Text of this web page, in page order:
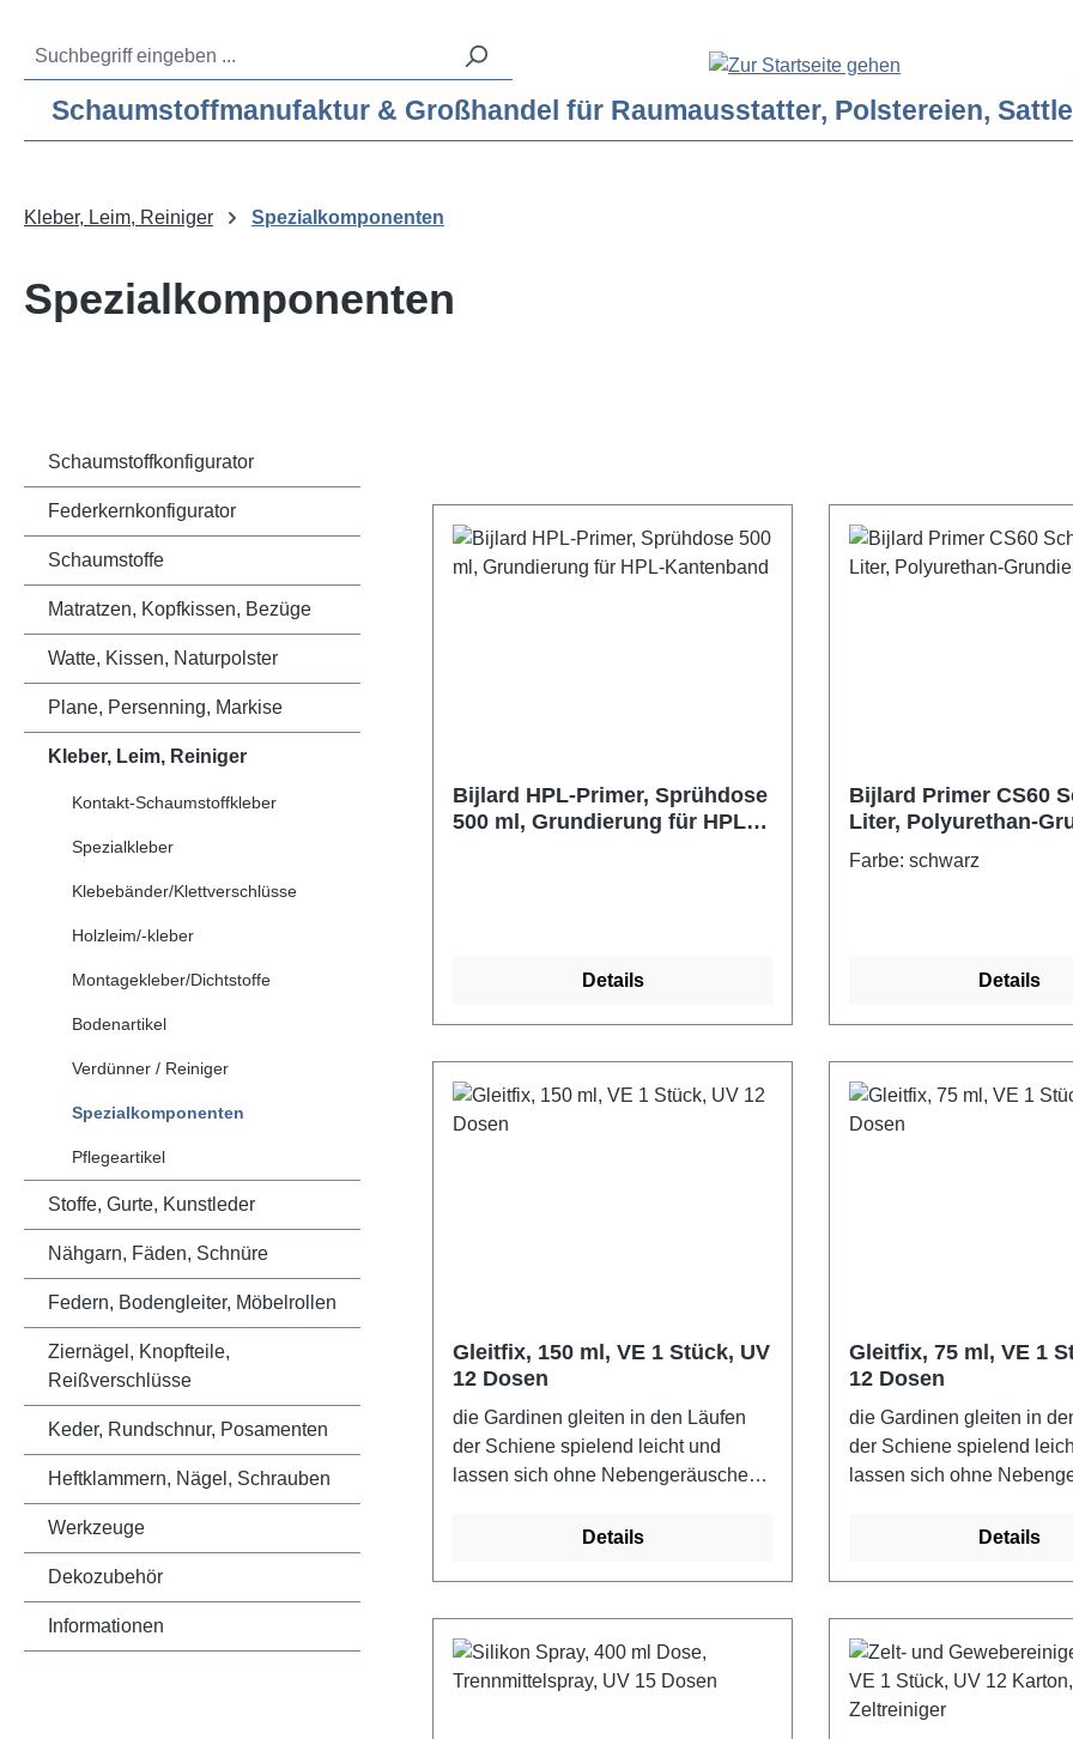
Service-Hotline: 04193 – 80 515 10
Schaumstoffmanufaktur & Großhandel für Raumausstatter, Polstereien,
Kleber, Leim, Reiniger Spezialkomponenten
Spezialkomponenten
Schaumstoffkonfigurator
Federkernkonfigurator
Schaumstoffe
Matratzen, Kopfkissen, Bezüge
Watte, Kissen, Naturpolster
Plane, Persenning, Markise
Kleber, Leim, Reiniger
Kontakt-Schaumstoffkleber
Spezialkleber
Klebebänder/Klettverschlüsse
Holzleim/-kleber
Montagekleber/Dichtstoffe
Bodenartikel
Verdünner / Reiniger
Spezialkomponenten
Pflegeartikel
Stoffe, Gurte, Kunstleder
Nähgarn, Fäden, Schnüre
Federn, Bodengleiter, Möbelrollen
Ziernägel, Knopfteile,
Reißverschlüsse
Keder, Rundschnur, Posamenten
Heftklammern, Nägel, Schrauben
Werkzeuge
Dekozubehör
Informationen
Bijlard HPL-Primer, Sprühdose
500 ml, Grundierung für HPL-
Details
Bijlard Primer CS60
Liter, Polyurethan-
Farbe: schwarz
Details
Gleitfix, 150 ml, VE 1 Stück, UV
12 Dosen
die Gardinen gleiten in den Läufen
der Schiene spielend leicht und
lassen sich ohne Nebengeräusche
Details
Gleitfix, 75 ml, VE 1
12 Dosen
die Gardinen gleiten in
der Schiene spielend
lassen sich ohne
Details